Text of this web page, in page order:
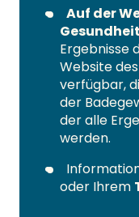
Auf der
Ergebnisse
Website
verfügbar,
der
der alle
werden.
oder Ihrem